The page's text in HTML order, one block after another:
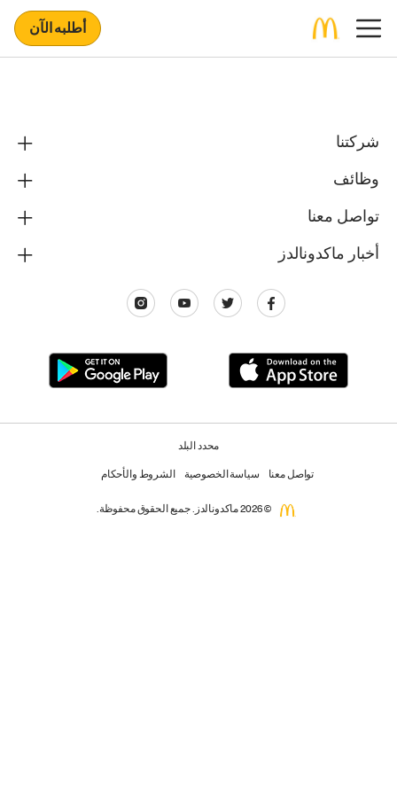
أطلبه الآن
شركتنا
وظائف
تواصل معنا
أخبار ماكدونالدز
محدد البلد
تواصل معنا سياسة الخصوصية الشروط والأحكام
© 2026 ماكدونالدز. جميع الحقوق محفوظة.